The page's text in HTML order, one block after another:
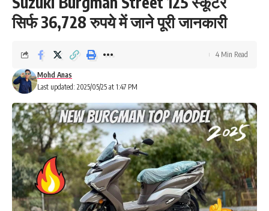
सिर्फ 36,728 रुपये में जाने पूरी जानकारी
Last updated: 2025/05/25 at 1:47 PM
Mohd Anas
4 Min Read